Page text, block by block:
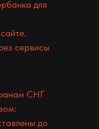
для
сервисы
СНГ
до